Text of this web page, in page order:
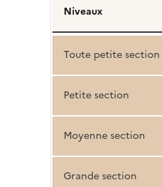
de
la
structure
pédagogique
Niveaux
Toute petite section
Petite section
Moyenne section
Grande section